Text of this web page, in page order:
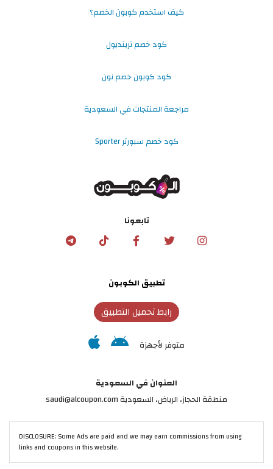
كيف استخدم كوبون الخصم؟
كود خصم ترينديول
كود كوبون خصم نون
مراجعة المنتجات في السعودية
كود خصم سبورتر Sporter
تابعونا
تطبيق الكوبون
رابط تحميل التطبيق
متوفر لأجهزة
العنوان في السعودية
منطقة الحجاز، الرياض، السعودية saudi@alcoupon.com
DISCLOSURE: Some Ads are paid and we may earn commissions from using
links and coupons in this website.